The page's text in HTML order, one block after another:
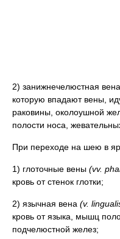
2) занижнечелюстная вена
которую впадают вены,
раковины, околоушной
полости носа,
При переходе на шею в
1) глоточные вены (vv.
кровь от стенок глотки;
2) язычная вена (v.
кровь от языка, мышц
подчелюстной желез;